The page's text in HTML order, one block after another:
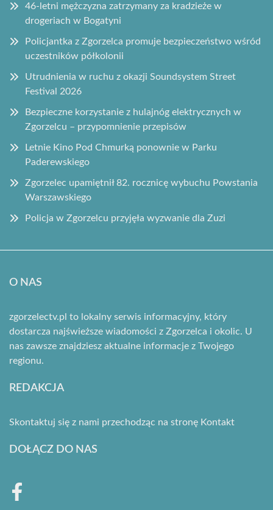
46-letni mężczyzna zatrzymany za kradzieże w
drogeriach w Bogatyni
Policjantka z Zgorzelca promuje bezpieczeństwo wśród
uczestników półkolonii
Utrudnienia w ruchu z okazji Soundsystem Street
Festival 2026
Bezpieczne korzystanie z hulajnóg elektrycznych w
Zgorzelcu – przypomnienie przepisów
Letnie Kino Pod Chmurką ponownie w Parku
Paderewskiego
Zgorzelec upamiętnił 82. rocznicę wybuchu Powstania
Warszawskiego
Policja w Zgorzelcu przyjęła wyzwanie dla Zuzi
O NAS
zgorzelectv.pl to lokalny serwis informacyjny, który
dostarcza najświeższe wiadomości z Zgorzelca i okolic. U
nas zawsze znajdziesz aktualne informacje z Twojego
regionu.
REDAKCJA
Skontaktuj się z nami przechodząc na stronę Kontakt
DOŁĄCZ DO NAS